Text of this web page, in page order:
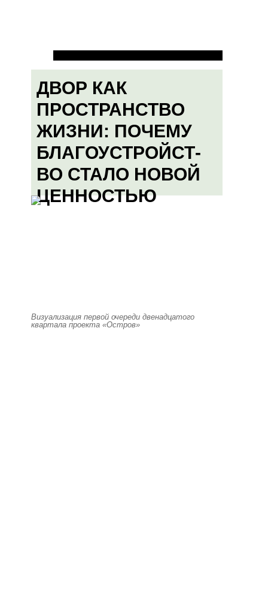
ДВОР КАК
ПРОСТРАНСТВО
ЖИЗНИ: ПОЧЕМУ
БЛАГОУСТРОЙСТ-
ВО СТАЛО НОВОЙ
ЦЕННОСТЬЮ
Визуализация первой очереди двенадцатого
квартала проекта «Остров»